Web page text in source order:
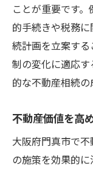
ことが重要です
的手続きや税務
続計画を立案す
制の変化に適応
的な不動産相続の
不動産価値を高
大阪府門真市で
の施策を効果的